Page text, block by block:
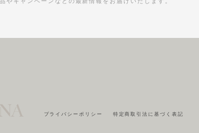
プライバシーポリシー 特定商取引法に基づく表記